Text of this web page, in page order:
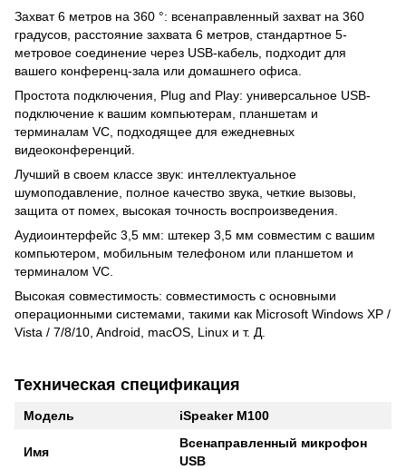
Захват 6 метров на 360 °: всенаправленный захват на 360
градусов, расстояние захвата 6 метров, стандартное 5-
метровое соединение через USB-кабель, подходит для
вашего конференц-зала или домашнего офиса.
Простота подключения, Plug and Play: универсальное USB-
подключение к вашим компьютерам, планшетам и
терминалам VC, подходящее для ежедневных
видеоконференций.
Лучший в своем классе звук: интеллектуальное
шумоподавление, полное качество звука, четкие вызовы,
защита от помех, высокая точность воспроизведения.
Аудиоинтерфейс 3,5 мм: штекер 3,5 мм совместим с вашим
компьютером, мобильным телефоном или планшетом и
терминалом VC.
Высокая совместимость: совместимость с основными
операционными системами, такими как Microsoft Windows XP /
Vista / 7/8/10, Android, macOS, Linux и т. Д.
Техническая спецификация
Модель iSpeaker M100
Имя
Всенаправленный микрофон
USB